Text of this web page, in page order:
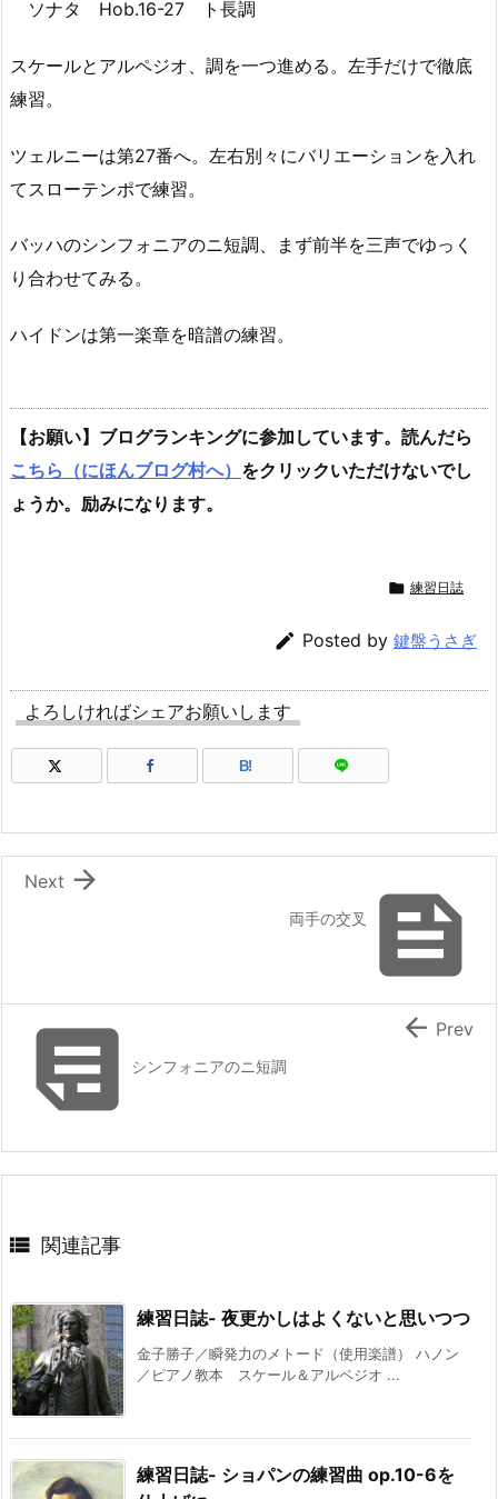
ソナタ Hob.16-27 ト長調
スケールとアルペジオ、調を一つ進める。左手だけで徹底
練習。
ツェルニーは第27番へ。左右別々にバリエーションを入れ
てスローテンポで練習。
バッハのシンフォニアのニ短調、まず前半を三声でゆっく
り合わせてみる。
ハイドンは第一楽章を暗譜の練習。
【お願い】ブログランキングに参加しています。読んだら
こちら（にほんブログ村へ） をクリックいただけないでし
ょうか。励みになります。
 練習日誌
 Posted by 鍵盤うさぎ
よろしければシェアお願いします
B!

両手の交叉

Next
シンフォニアのニ短調
 Prev
 関連記事
練習日誌- 夜更かしはよくないと思いつつ
金子勝子／瞬発力のメトード（使用楽譜） ハノン
／ピアノ教本 スケール＆アルペジオ ...
練習日誌- ショパンの練習曲 op.10-6を